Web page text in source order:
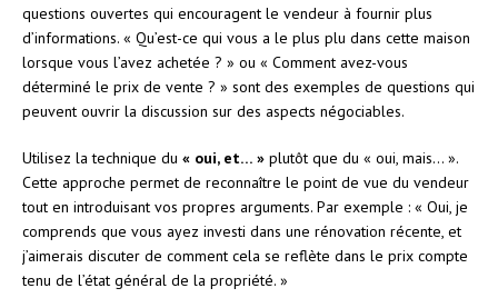
questions ouvertes qui encouragent le vendeur à fournir plus
d’informations. « Qu’est-ce qui vous a le plus plu dans cette maison
lorsque vous l’avez achetée ? » ou « Comment avez-vous
déterminé le prix de vente ? » sont des exemples de questions qui
peuvent ouvrir la discussion sur des aspects négociables.
Utilisez la technique du « oui, et… » plutôt que du « oui, mais… ».
Cette approche permet de reconnaître le point de vue du vendeur
tout en introduisant vos propres arguments. Par exemple : « Oui, je
comprends que vous ayez investi dans une rénovation récente, et
j’aimerais discuter de comment cela se reflète dans le prix compte
tenu de l’état général de la propriété. »